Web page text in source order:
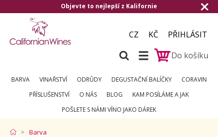
Objevte to nejlepší z Kalifornie
CZ KČ
PŘIHLÁSIT
Do košíku
BARVA VINAŘSTVÍ ODRŮDY DEGUSTAČNÍ BALÍČKY
CORAVIN
PŘÍSLUŠENSTVÍ
O NÁS BLOG
KAM POSÍLÁME A JAK
POŠLETE S NÁMI VÍNO JAKO DÁREK
Barva